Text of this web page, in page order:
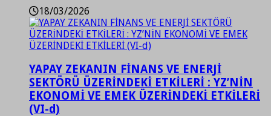
18/03/2026
YAPAY ZEKANIN FİNANS VE ENERJİ
SEKTÖRÜ ÜZERİNDEKİ ETKİLERİ : YZ’NİN
EKONOMİ VE EMEK ÜZERİNDEKİ ETKİLERİ
(VI-d)